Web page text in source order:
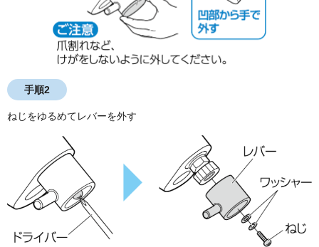
手順2
ねじをゆるめてレバーを外す